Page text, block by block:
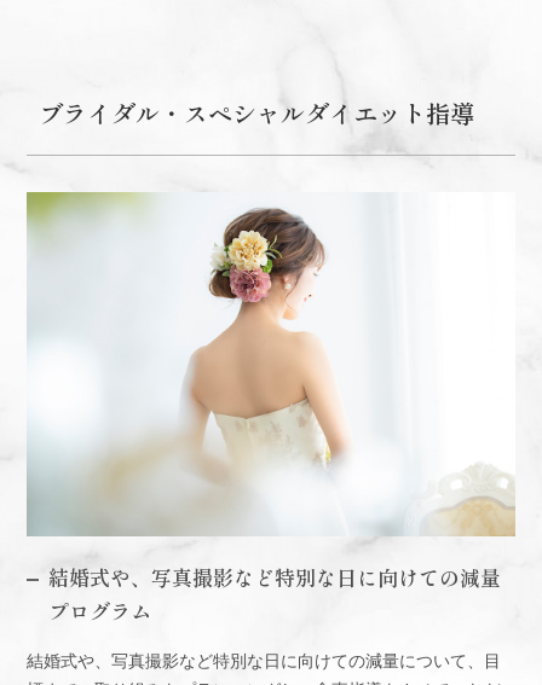
ブライダル・スペシャルダイエット指導
結婚式や、写真撮影など特別な日に向けての減量
プログラム
結婚式や、写真撮影など特別な日に向けての減量について、目